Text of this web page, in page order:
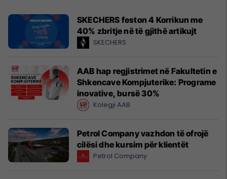
SKECHERS feston 4 Korrikun me
40% zbritje në të gjithë artikujt
SKECHERS
AAB hap regjistrimet në Fakultetin e
Shkencave Kompjuterike: Programe
inovative, bursë 30%
Kolegji AAB
Petrol Company vazhdon të ofrojë
cilësi dhe kursim për klientët
Petrol Company